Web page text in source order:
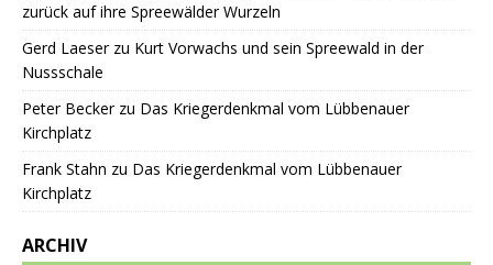
zurück auf ihre Spreewälder Wurzeln
Gerd Laeserzu Kurt Vorwachs und sein Spreewald in der
Nussschale
Peter Beckerzu Das Kriegerdenkmal vom Lübbenauer
Kirchplatz
Frank Stahn zu Das Kriegerdenkmal vom Lübbenauer
Kirchplatz
ARCHIV